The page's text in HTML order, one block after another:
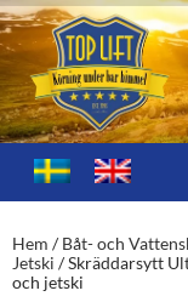
Toplift.se – för
HOPPA
TILL
Hem /Båt- och
Jetski / Skräddarsytt
och jetski